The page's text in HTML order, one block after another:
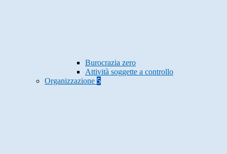
Burocrazia zero
Attività soggette a controllo
Organizzazione 5